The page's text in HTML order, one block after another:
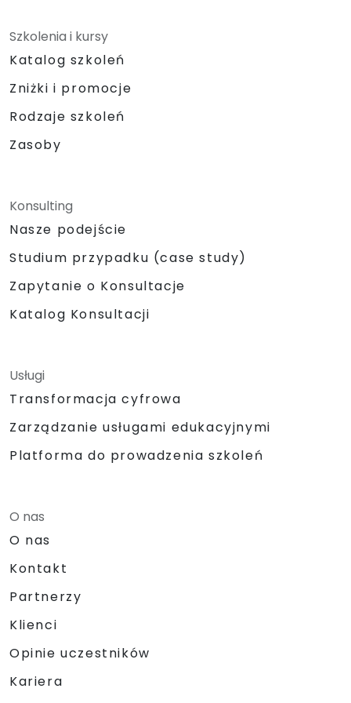
ponownego użycia i utrzymania.
Szkolenia i kursy
Katalog szkoleń
Zniżki i promocje
Rodzaje szkoleń
Zasoby
Konsulting
Nasze podejście
Studium przypadku (case study)
Zapytanie o Konsultacje
Katalog Konsultacji
Usługi
Transformacja cyfrowa
Zarządzanie usługami edukacyjnymi
Platforma do prowadzenia szkoleń
O nas
O nas
Kontakt
Partnerzy
Klienci
Opinie uczestników
Kariera